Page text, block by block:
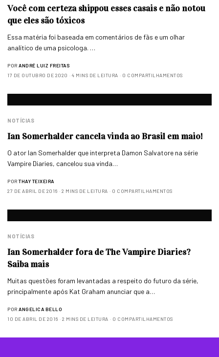
Você com certeza shippou esses casais e não notou
que eles são tóxicos
Essa matéria foi baseada em comentários de fãs e um olhar
analítico de uma psicologa. …
POR ANDRÉ LUIZ FREITAS
17 DE OUTUBRO DE 2020
4 MINS DE LEITURA 0 COMPARTILHAMENTOS
NOTÍCIAS
Ian Somerhalder cancela vinda ao Brasil em maio!
O ator Ian Somerhalder que interpreta Damon Salvatore na série
Vampire Diaries, cancelou sua vinda…
POR THAY TEIXEIRA
27 DE ABRIL DE 2016
2 MINS DE LEITURA 0 COMPARTILHAMENTOS
NOTÍCIAS
Ian Somerhalder fora de The Vampire Diaries?
Saiba mais
Muitas questões foram levantadas a respeito do futuro da série,
principalmente após Kat Graham anunciar que a…
POR ANGELICA BELLO
10 DE ABRIL DE 2016
2 MINS DE LEITURA 0 COMPARTILHAMENTOS